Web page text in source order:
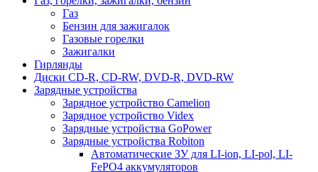
Газ
Бензин для зажигалок
Газовые горелки
Зажигалки
Гирлянды
Диски CD-R, CD-RW, DVD-R, DVD-RW
Зарядные устройства
Зарядное устройство Camelion
Зарядное устройство Videx
Зарядные устройства GoPower
Зарядные устройства Robiton
Автоматические ЗУ для LI-ion, LI-pol, LI-
FePO4 аккумуляторов